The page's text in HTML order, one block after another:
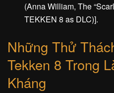
(Anna William, The
TEKKEN 8 as DLC)].
Những Thử
Tekken 8 Trong
Kháng